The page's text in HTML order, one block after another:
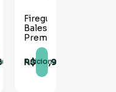
Firegun
Balestra
Premium
R$49,90
Adicionar